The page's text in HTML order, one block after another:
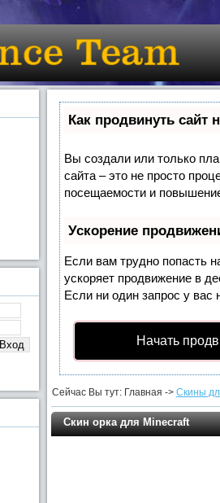
Как продвинуть сайт
Вы создали или только
сайта – это не просто
посещаемости и
Ускорение
Если вам трудно попасть
ускоряет продвижение в
Если ни один запрос у вас
Начать
Сейчас Вы тут: Главная -> Скины
Скин орка для Minecraft